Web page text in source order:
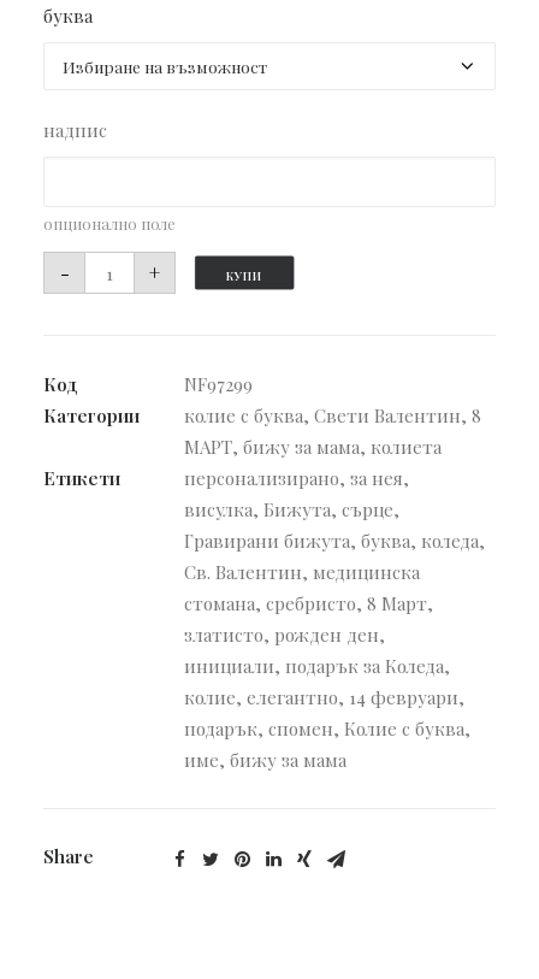
буква
надпис
опционално поле
-
количество
за
+ КУПИ
Код
NF97299
Категории
колие с буква, Свети Валентин, 8
МАРТ, бижу за мама, колиета
Етикети
персонализирано, за нея,
висулка, Бижута, сърце,
Гравирани бижута, буква, коледа,
Св. Валентин, медицинска
стомана, сребристо, 8 Март,
златисто, рожден ден,
инициали, подарък за Коледа,
колие, елегантно, 14 февруари,
подарък, спомен, Колие с буква,
име, бижу за мама
Share